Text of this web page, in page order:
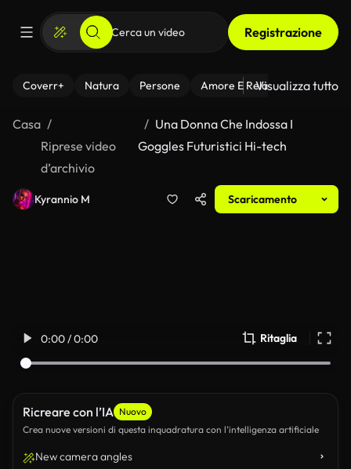
Registrazione
Coverr+ Natura Persone Amore E Relazioni Il
Visualizza tutto
Casa
Riprese video
d’archivio
Una Donna Che Indossa I
Goggles Futuristici Hi-tech
Kyrannio M Scaricamento
0:00 / 0:00 Ritaglia
Ricreare con l’IA Nuovo
Crea nuove versioni di questa inquadratura con l’intelligenza artificiale
New camera angles